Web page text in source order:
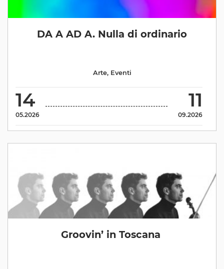
DA A AD A. Nulla di ordinario
14
05.2026
11
09.2026
Arte, Eventi
Groovin’ in Toscana